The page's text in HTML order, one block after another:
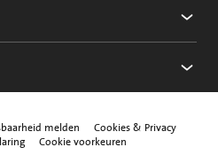
melden
Cookies & Privacy
Cookie voorkeuren